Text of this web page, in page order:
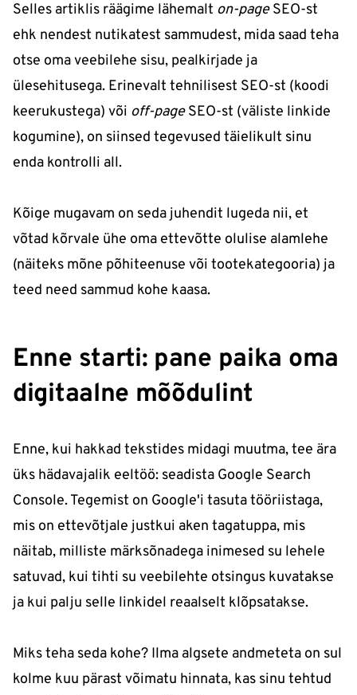
Selles artiklis räägime lähemalt on-pageSEO-st
ehk nendest nutikatest sammudest, mida saad teha
otse oma veebilehe sisu, pealkirjade ja
ülesehitusega. Erinevalt tehnilisest SEO-st (koodi
keerukustega) või off-pageSEO-st (väliste linkide
kogumine), on siinsed tegevused täielikult sinu
enda kontrolli all.
Kõige mugavam on seda juhendit lugeda nii, et
võtad kõrvale ühe oma ettevõtte olulise alamlehe
(näiteks mõne põhiteenuse või tootekategooria) ja
teed need sammud kohe kaasa.
Enne starti: pane paika oma
digitaalne mõõdulint
Enne, kui hakkad tekstides midagi muutma, tee ära
üks hädavajalik eeltöö: seadista Google Search
Console. Tegemist on Google'i tasuta tööriistaga,
mis on ettevõtjale justkui aken tagatuppa, mis
näitab, milliste märksõnadega inimesed su lehele
satuvad, kui tihti su veebilehte otsingus kuvatakse
ja kui palju selle linkidel reaalselt klõpsatakse.
Miks teha seda kohe? Ilma algsete andmeteta on sul
kolme kuu pärast võimatu hinnata, kas sinu tehtud